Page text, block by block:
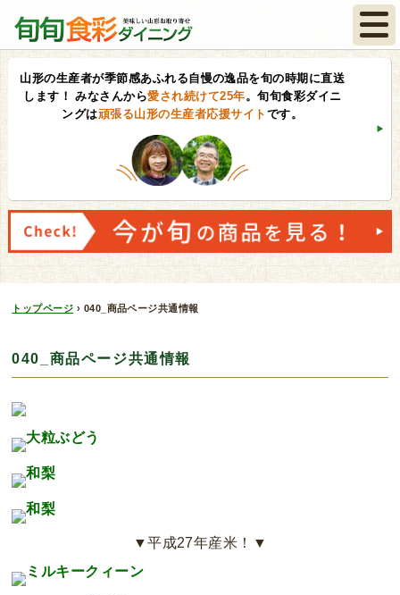
山形の生産者が季節感あふれる自慢の逸品を旬の時期に直送
します！ みなさんから愛され続けて25年。旬旬食彩ダイニ
ングは頑張る山形の生産者応援サイト です。
トップページ › 040_商品ページ共通情報
040_商品ページ共通情報
▼平成27年産米！▼